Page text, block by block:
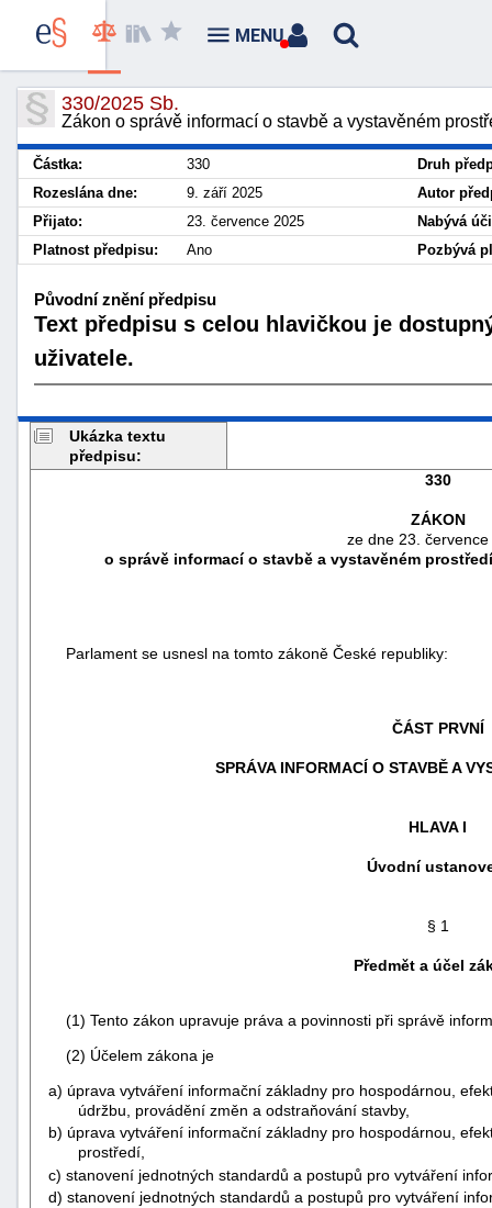
330/2025 Sb.
Zákon o správě informací o stavbě a vystavěném
Částka: 330
Druh
Rozeslána dne:
9. září 2025
Autor
Přijato:
23. července 2025
Nabývá
Platnost předpisu:
Ano Pozbývá
Původní znění předpisu
Text předpisu s celou hlavičkou je
uživatele.
Ukázka textu
předpisu:
330
ZÁKON
ze dne 23.
o správě informací o stavbě a vystavěném
Parlament se usnesl na tomto zákoně České republiky:
ČÁST PRVNÍ
SPRÁVA INFORMACÍ O STAVBĚ A
HLAVA I
Úvodní
§ 1
Předmět a účel
(1) Tento zákon upravuje práva a povinnosti při správě
(2) Účelem zákona je
a) úprava vytváření informační základny pro hospodárnou,
údržbu, provádění změn a odstraňování stavby,
b) úprava vytváření informační základny pro hospodárnou,
prostředí,
c) stanovení jednotných standardů a postupů pro vytváření
d) stanovení jednotných standardů a postupů pro vytváření
MENU
škody